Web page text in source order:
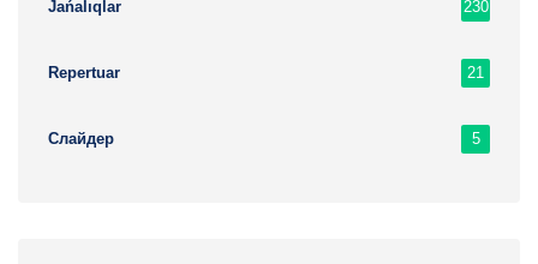
Jańalıqlar 230
Repertuar 21
Слайдер 5